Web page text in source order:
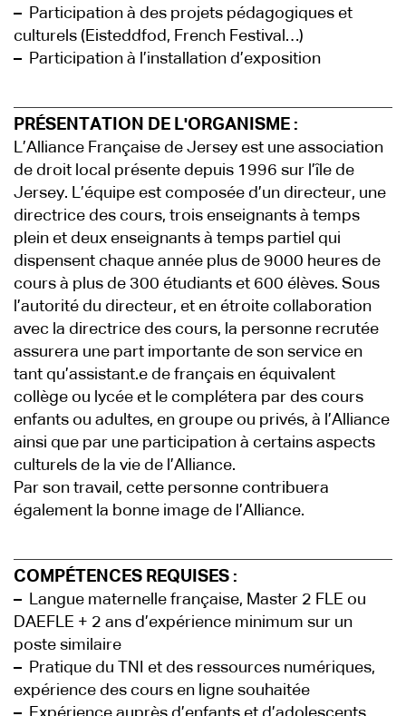
– Participation à des projets pédagogiques et
culturels (Eisteddfod, French Festival…)
– Participation à l’installation d’exposition
PRÉSENTATION DE L'ORGANISME :
L’Alliance Française de Jersey est une association
de droit local présente depuis 1996 sur l’île de
Jersey. L’équipe est composée d’un directeur, une
directrice des cours, trois enseignants à temps
plein et deux enseignants à temps partiel qui
dispensent chaque année plus de 9000 heures de
cours à plus de 300 étudiants et 600 élèves. Sous
l’autorité du directeur, et en étroite collaboration
avec la directrice des cours, la personne recrutée
assurera une part importante de son service en
tant qu’assistant.e de français en équivalent
collège ou lycée et le complétera par des cours
enfants ou adultes, en groupe ou privés, à l’Alliance
ainsi que par une participation à certains aspects
culturels de la vie de l’Alliance.
Par son travail, cette personne contribuera
également la bonne image de l’Alliance.
COMPÉTENCES REQUISES :
– Langue maternelle française, Master 2 FLE ou
DAEFLE + 2 ans d’expérience minimum sur un
poste similaire
– Pratique du TNI et des ressources numériques,
expérience des cours en ligne souhaitée